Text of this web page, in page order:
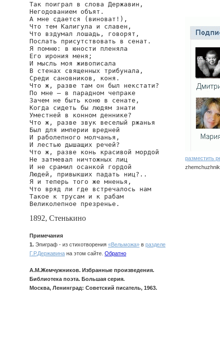
Так поиграл в слова Державин,
Негодованием объят.
А мне сдается (виноват!),
Что тем Калигула и славен,
Что вздумал лошадь, говорят,
Послать присутствовать в сенат.
Я помню: в юности пленяла
Его ирония меня;
И мысль моя живописала
В стенах священных трибунала,
Среди сановников, коня.
Что ж, разве там он был некстати?
По мне — в парадном чепраке
Зачем не быть коню в сенате,
Когда сидеть бы людям знати
Уместней в конном деннике?
Что ж, разве звук веселый ржанья
Был для империи вредней
И раболепного молчанья,
И лестью дышащих речей?
Что ж, разве конь красивой мордой
Не затмевал ничтожных лиц
И не срамил осанкой гордой
Людей, привыкших падать ниц?..
Я и теперь того же мненья,
Что вряд ли где встречалось нам
Такое к трусам и к рабам
Великолепное презренье.
1892, Стенькино
Примечания
1. Эпиграф - из стихотворения «Вельможа» в разделе
Г.Р.Державина на этом сайте. Обратно
А.М.Жемчужников. Избранные произведения.
Библиотека поэта. Большая серия.
Москва, Ленинград: Советский писатель, 1963.
разместить